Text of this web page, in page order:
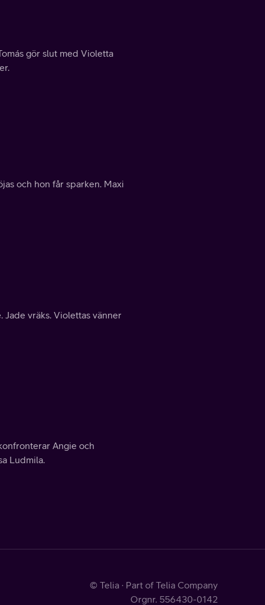
gör slut med Violetta
och hon får sparken. Maxi
Jade vräks. Violettas vänner
Angie och
Ludmila.
© Telia · Part of Telia Company
Orgnr. 556430-0142